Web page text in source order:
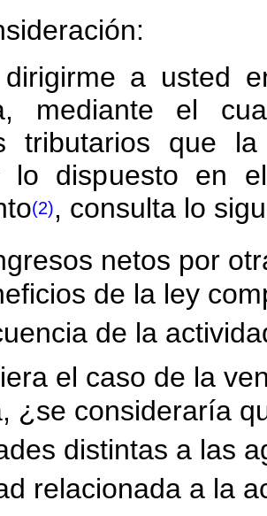
a usted
mediante el
tributarios que
lo dispuesto en
(2), consulta lo
netos por
de la ley
de la
el caso de la
¿se consideraría
distintas a las
relacionada a la